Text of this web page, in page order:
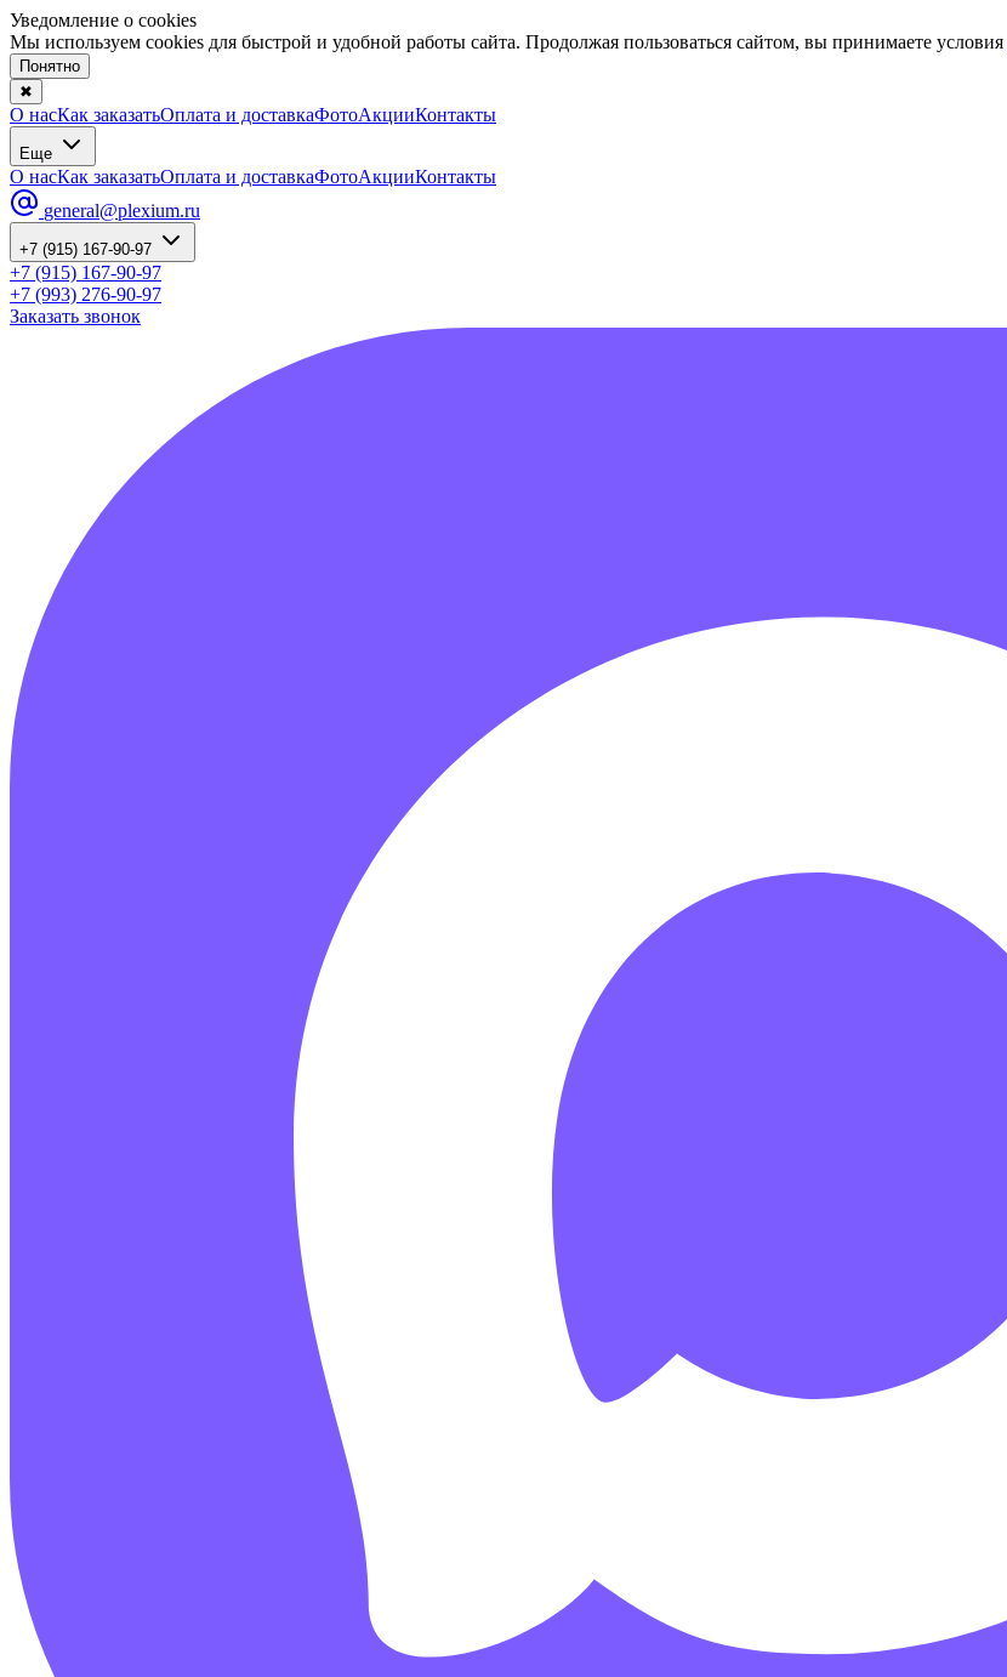
Уведомление о cookies
Мы используем cookies для быстрой и удобной работы сайта. Продолжая пользоваться сайтом, вы принимаете условия
Понятно
✖
О насКак заказатьОплата и доставкаФотоАкцииКонтакты
Еще
О насКак заказатьОплата и доставкаФотоАкцииКонтакты
general@plexium.ru
+7 (915) 167-90-97
+7 (915) 167-90-97
+7 (993) 276-90-97
Заказать звонок